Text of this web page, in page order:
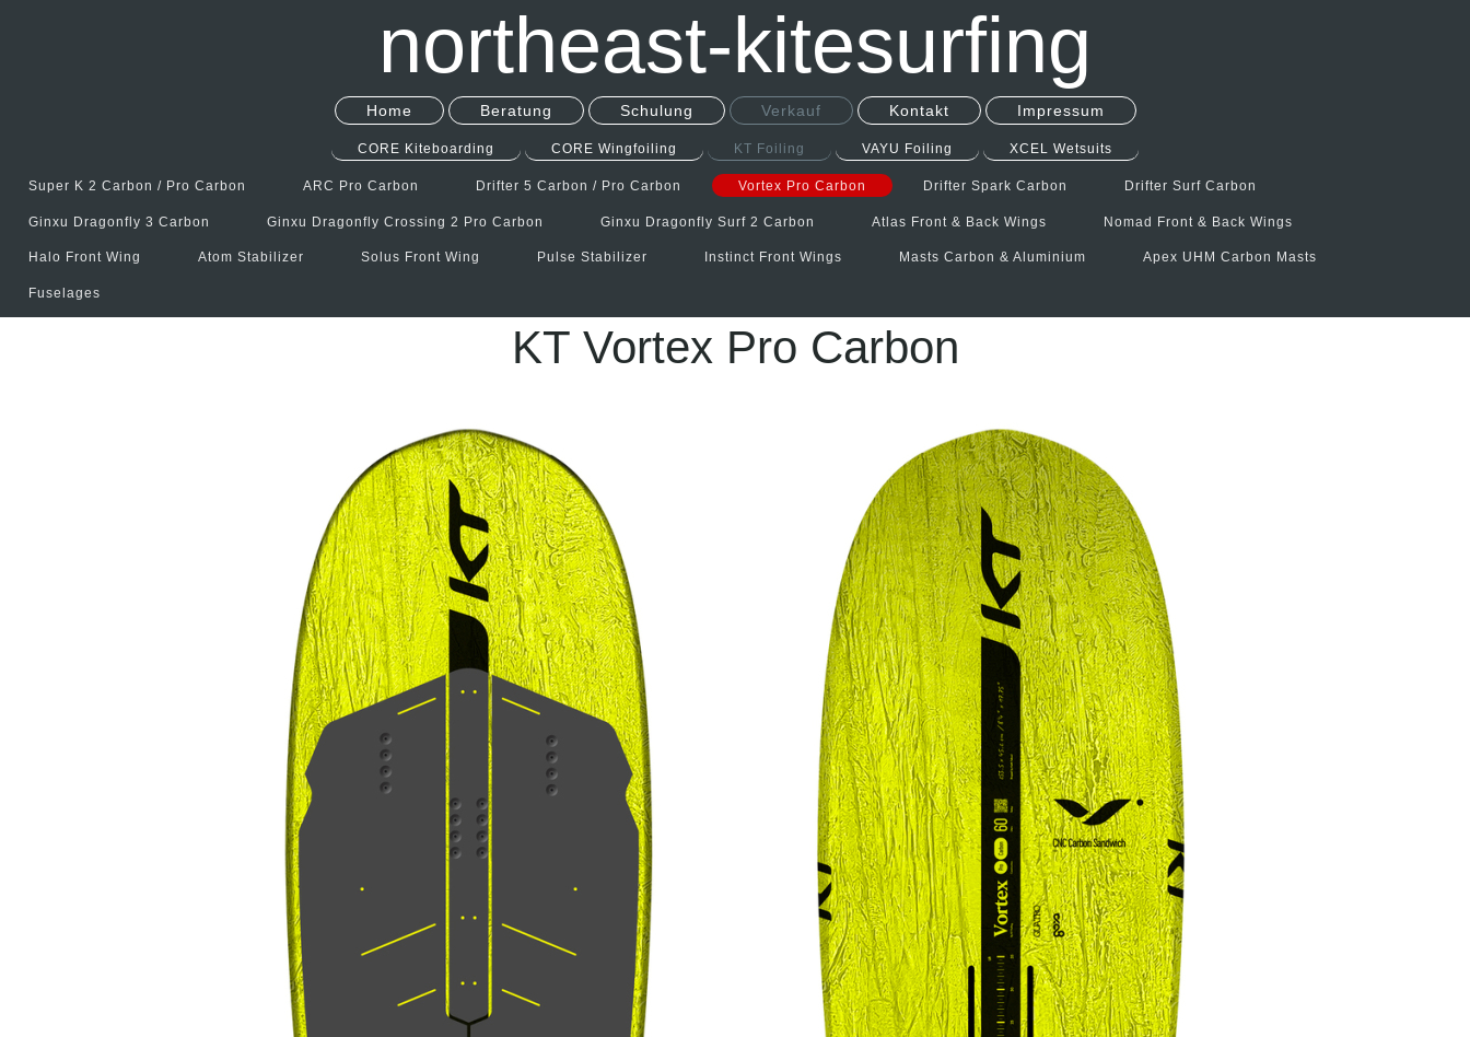
northeast-kitesurfing
Home Beratung Schulung Verkauf Kontakt Impressum
CORE Kiteboarding CORE Wingfoiling KT Foiling VAYU Foiling XCEL Wetsuits
Super K 2 Carbon / Pro Carbon ARC Pro Carbon Drifter 5 Carbon / Pro Carbon Vortex Pro Carbon Drifter Spark Carbon Drifter Surf Carbon
Ginxu Dragonfly 3 Carbon Ginxu Dragonfly Crossing 2 Pro Carbon Ginxu Dragonfly Surf 2 Carbon Atlas Front & Back Wings Nomad Front & Back Wings
Halo Front Wing Atom Stabilizer Solus Front Wing Pulse Stabilizer Instinct Front Wings Masts Carbon & Aluminium Apex UHM Carbon Masts
Fuselages
KT Vortex Pro Carbon